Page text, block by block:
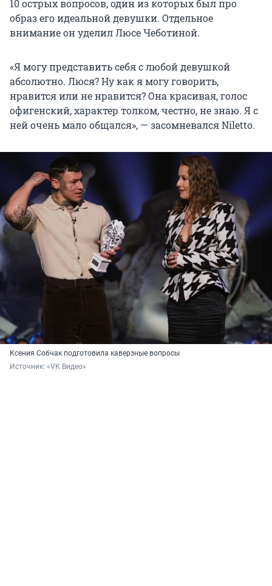
10 острых вопросов, один из которых был про
образ его идеальной девушки. Отдельное
внимание он уделил Люсе Чеботиной.
«Я могу представить себя с любой девушкой
абсолютно. Люся? Ну как я могу говорить,
нравится или не нравится? Она красивая, голос
офигенский, характер толком, честно, не знаю. Я с
ней очень мало общался», — засомневался Niletto.
Ксения Собчак подготовила каверзные вопросы
Источник: «VK Видео»